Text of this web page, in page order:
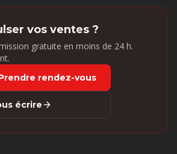
vos ventes ?
gratuite en moins de 24 h.
rendez-vous
écrire